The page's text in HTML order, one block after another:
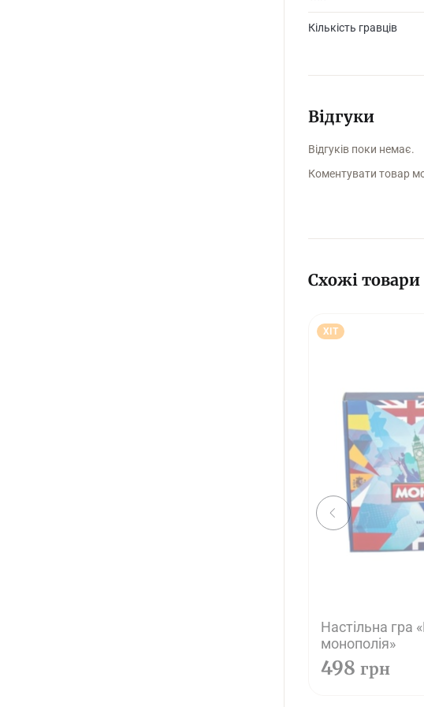
Гра українською
Кількість гравців
Відгуки
Відгуків поки немає.
Коментувати товар
Схожі товари
ХІТ
Настільна гра
монополія»
498 грн